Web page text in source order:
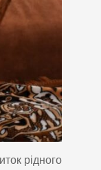
рідного